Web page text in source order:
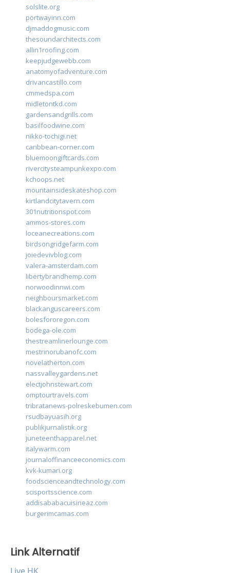
solslite.org
portwayinn.com
djmaddogmusic.com
thesoundarchitects.com
allin1roofing.com
keepjudgewebb.com
anatomyofadventure.com
drivancastillo.com
cmmedspa.com
midletontkd.com
gardensandgrills.com
basilfoodwine.com
nikko-tochigi.net
caribbean-corner.com
bluemoongiftcards.com
rivercitysteampunkexpo.com
kchoops.net
mountainsideskateshop.com
kirtlandcitytavern.com
301nutritionspot.com
ammos-stores.com
loceanecreations.com
birdsongridgefarm.com
joiedevivblog.com
valera-amsterdam.com
libertybrandhemp.com
norwoodinnwi.com
neighboursmarket.com
blackanguscareers.com
bolesfororegon.com
bodega-ole.com
thestreamlinerlounge.com
mestrinorubanofc.com
novelatherton.com
nassvalleygardens.net
electjohnstewart.com
omptourtravels.com
tribratanews-polreskebumen.com
rsudbayuasih.org
publikjurnalistik.org
juneteenthapparel.net
italywarm.com
journaloffinanceeconomics.com
kvk-kumari.org
foodscienceandtechnology.com
scisportsscience.com
addisababacuisineaz.com
burgerimcamas.com
Link Alternatif